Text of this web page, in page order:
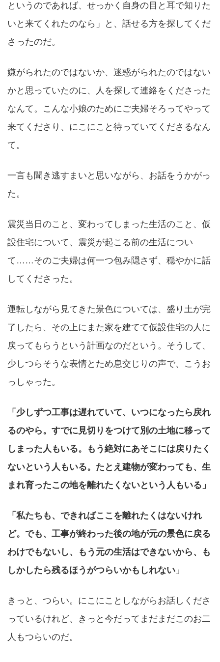
というのであれば、せっかく自身の目と耳で知りた
いと来てくれたのなら」と、話せる方を探してくだ
さったのだ。
嫌がられたのではないか、迷惑がられたのではない
かと思っていたのに、人を探して連絡をくださった
なんて。こんな小娘のためにご夫婦そろってやって
来てくださり、にこにこと待っていてくださるなん
て。
一言も聞き逃すまいと思いながら、お話をうかがっ
た。
震災当日のこと、変わってしまった生活のこと、仮
設住宅について、震災が起こる前の生活につい
て……そのご夫婦は何一つ包み隠さず、穏やかに話
してくださった。
運転しながら見てきた景色については、盛り土が完
了したら、その上にまた家を建てて仮設住宅の人に
戻ってもらうという計画なのだという。そうして、
少しつらそうな表情とため息交じりの声で、こうお
っしゃった。
「少しずつ工事は遅れていて、いつになったら戻れ
るのやら。すでに見切りをつけて別の土地に移って
しまった人もいる。もう絶対にあそこには戻りたく
ないという人もいる。たとえ建物が変わっても、生
まれ育ったこの地を離れたくないという人もいる」
「私たちも、できればここを離れたくはないけれ
ど。でも、工事が終わった後の地が元の景色に戻る
わけでもないし、もう元の生活はできないから、も
しかしたら残るほうがつらいかもしれない 」
きっと、つらい。にこにことしながらお話しくださ
っているけれど、きっと今だってまだまだこのお二
人もつらいのだ。